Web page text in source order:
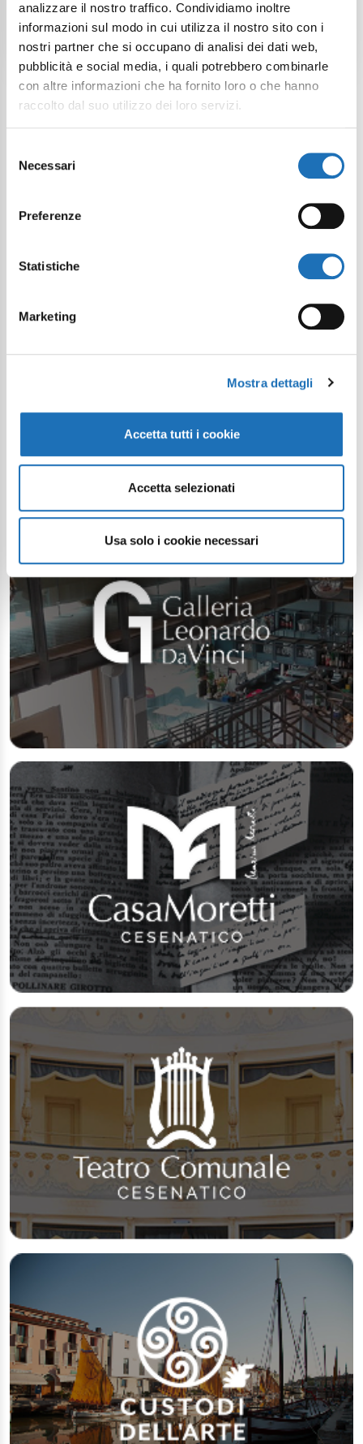
analizzare il nostro traffico. Condividiamo inoltre
informazioni sul modo in cui utilizza il nostro sito con i
nostri partner che si occupano di analisi dei dati web,
pubblicità e social media, i quali potrebbero combinarle
con altre informazioni che ha fornito loro o che hanno
raccolto dal suo utilizzo dei loro servizi.
delNecessari
Preferenze
Statistiche
Marketing
Mostra dettagli
Accetta tutti i cookie
Accetta selezionati
Usa solo i cookie necessari
disabilità
Continua a esplorare
Il tuo viaggio digitale dentro Cesenatico